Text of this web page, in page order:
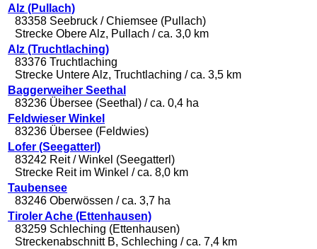
Alz (Pullach)
83358 Seebruck / Chiemsee (Pullach)
Strecke Obere Alz, Pullach / ca. 3,0 km
Alz (Truchtlaching)
83376 Truchtlaching
Strecke Untere Alz, Truchtlaching / ca. 3,5 km
Baggerweiher Seethal
83236 Übersee (Seethal) / ca. 0,4 ha
Feldwieser Winkel
83236 Übersee (Feldwies)
Lofer (Seegatterl)
83242 Reit / Winkel (Seegatterl)
Strecke Reit im Winkel / ca. 8,0 km
Taubensee
83246 Oberwössen / ca. 3,7 ha
Tiroler Ache (Ettenhausen)
83259 Schleching (Ettenhausen)
Streckenabschnitt B, Schleching / ca. 7,4 km